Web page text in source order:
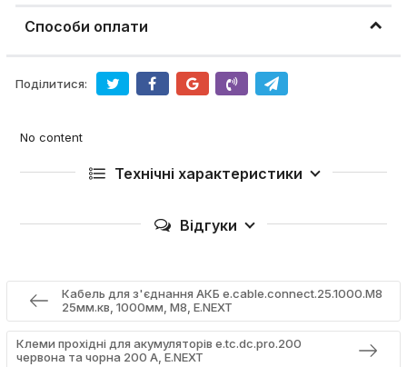
Способи оплати
Поділитися:
No content
Технічні характеристики
Відгуки
Кабель для з'єднання АКБ e.cable.connect.25.1000.M8
25мм.кв, 1000мм, М8, E.NEXT
Клеми прохідні для акумуляторів e.tc.dc.pro.200
червона та чорна 200 А, E.NEXT